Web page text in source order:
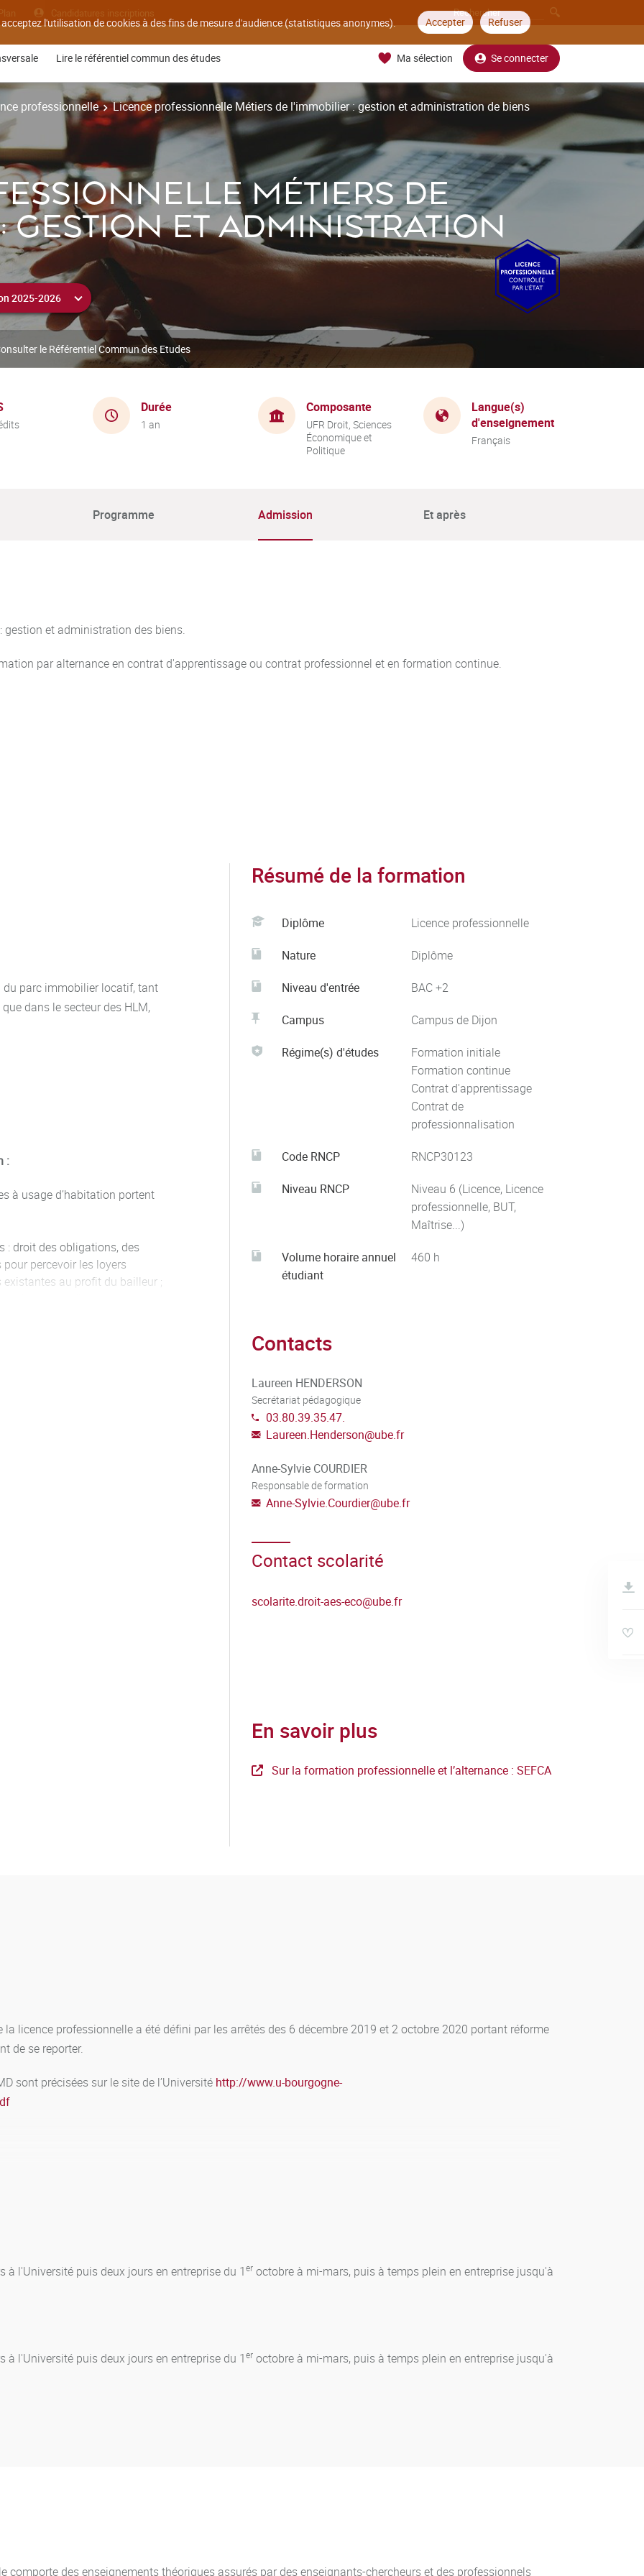
l'utilisation de cookies à des fins de mesure d'audience (statistiques anonymes). Accepter Refuser
Plan Candidatures inscriptions
Lire le référentiel commun des études Ma sélection Se connecter
professionnelle Licence professionnelle Métiers de l'immobilier : gestion et administration de biens
MÉTIERS DE
ET ADMINISTRATION
le Référentiel Commun des Etudes
Durée
1 an
Composante
UFR Droit, Sciences
Économique et
Politique
Langue(s)
d'enseignement
Français
Programme Admission Et après
et administration des biens.
par alternance en contrat d'apprentissage ou contrat professionnel et en formation continue.
parc immobilier locatif, tant
dans le secteur des HLM,
:
à usage d’habitation portent
: droit des obligations, des
percevoir les loyers
au profit du bailleur ;
méthodes spécifiques de
Résumé de la formation
Diplôme Licence professionnelle
Nature Diplôme
Niveau d'entrée BAC +2
Campus Campus de Dijon
Régime(s) d'études
Formation initiale
Formation continue
Contrat d'apprentissage
Contrat de
professionnalisation
Code RNCP RNCP30123
Niveau RNCP
Niveau 6 (Licence, Licence
professionnelle, BUT,
Maîtrise...)
Volume horaire annuel
étudiant
460 h
Contacts
Laureen HENDERSON
Secrétariat pédagogique
03.80.39.35.47.
Laureen.Henderson@ube.fr
Anne-Sylvie COURDIER
Responsable de formation
Anne-Sylvie.Courdier@ube.fr
Contact scolarité
scolarite.droit-aes-eco@ube.fr
En savoir plus
Sur la formation professionnelle et l’alternance : SEFCA
licence professionnelle a été défini par les arrêtés des 6 décembre 2019 et 2 octobre 2020 portant réforme
de se reporter.
sont précisées sur le site de l’Université http://www.u-bourgogne-
l'Université puis deux jours en entreprise du 1er octobre à mi-mars, puis à temps plein en entreprise jusqu'à
l'Université puis deux jours en entreprise du 1er octobre à mi-mars, puis à temps plein en entreprise jusqu'à
comporte des enseignements théoriques assurés par des enseignants-chercheurs et des professionnels